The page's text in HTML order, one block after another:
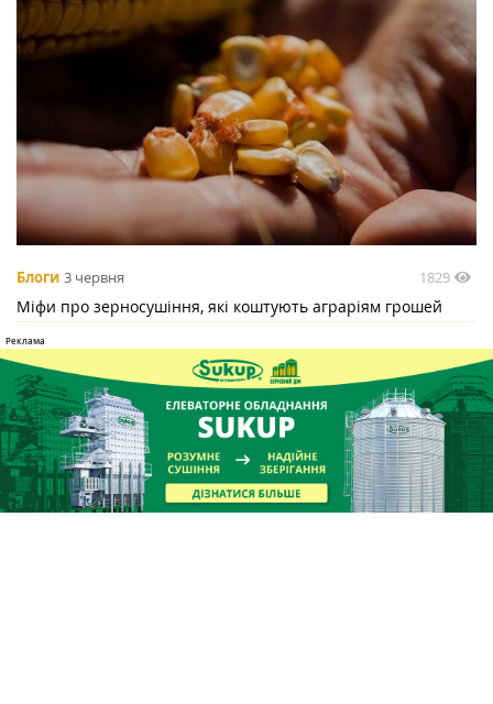
Блоги 3 червня 1829
Міфи про зерносушіння, які коштують аграріям грошей